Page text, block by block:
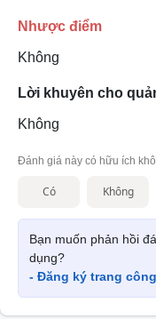
người trong công ty.
Nhược điểm
Không
Lời khuyên cho
Không
Đánh giá này có hữu ích
Có Không
Bạn muốn phản hồi
dụng?
- Đăng ký trang công